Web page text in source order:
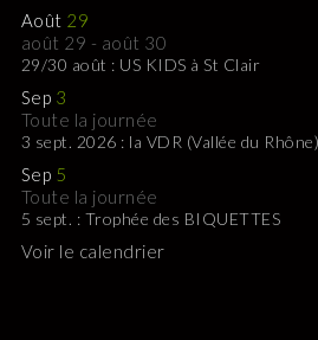
Août 29
août 29 - août 30
29/30 août : US KIDS à St Clair
Sep 3
Toute la journée
3 sept. 2026 : la VDR (Vallée du
Sep 5
Toute la journée
5 sept. : Trophée des BIQUETTES
Voir le calendrier